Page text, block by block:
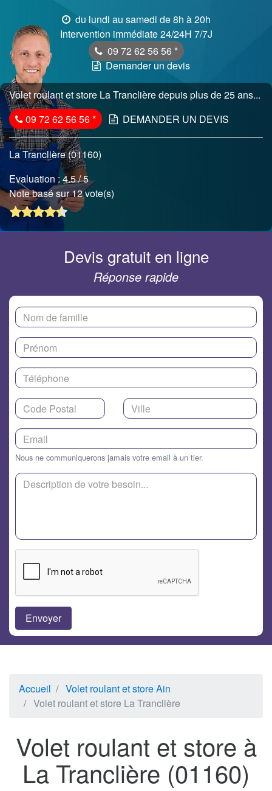
du lundi au samedi de 8h à 20h
Intervention immédiate 24/24H 7/7J
09 72 62 56 56 *
Demander un devis
Volet roulant et store La Tranclière depuis plus de 25 ans...
09 72 62 56 56* DEMANDER UN DEVIS
La Tranclière (01160)
Evaluation :4.5/ 5
Note basé sur 12 vote(s)
Devis gratuit en ligne
Réponse rapide
Nous ne communiquerons jamais votre email à un tier.
Accueil
Volet roulant et store Ain
Volet roulant et store La Tranclière
Volet roulant et store à
La Tranclière (01160)